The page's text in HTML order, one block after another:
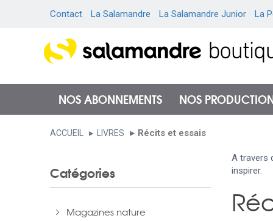
Contact La Salamandre La Salamandre Junior La
NOS ABONNEMENTS NOS
ACCUEIL LIVRES Récits et essais
Catégories
Magazines nature
A travers
inspirer.